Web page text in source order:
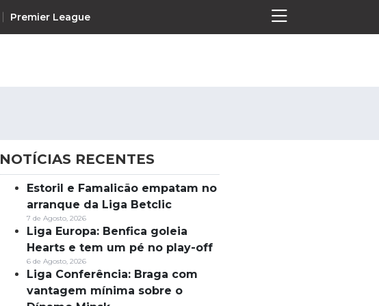
Premier League
Termos e Condições
Política de Privacidade
NOTÍCIAS RECENTES
Estoril e Famalicão empatam no
arranque da Liga Betclic
7 de Agosto, 2026
Liga Europa: Benfica goleia
Hearts e tem um pé no play-off
6 de Agosto, 2026
Liga Conferência: Braga com
vantagem mínima sobre o